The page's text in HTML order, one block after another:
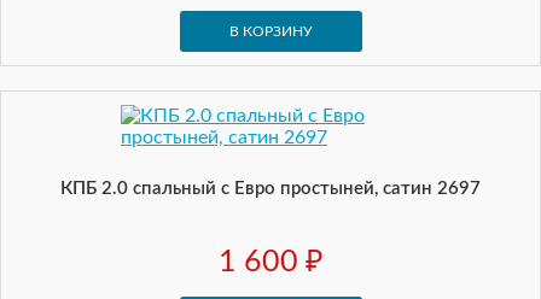
В КОРЗИНУ
КПБ 2.0 спальный с Евро простыней, сатин 2697
1 600 ₽